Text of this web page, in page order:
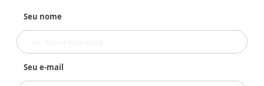
Seu nome
Seu e-mail